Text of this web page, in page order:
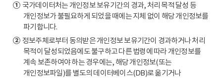
①국가데이터처는 개인정보 보유기간의 경과, 처리 목적 달성 등
개인정보가 불필요하게 되었을 때에는 지체 없이 해당 개인정보를
파기합니다.
②정보주체로부터 동의받은 개인정보 보유기간이 경과하거나 처리
목적이 달성되었음에도 불구하고 다른 법령에 따라 개인정보를
계속 보존하여야 하는 경우에는, 해당 개인정보(또는
개인정보파일)를 별도의 데이터베이스(DB)로 옮기거나